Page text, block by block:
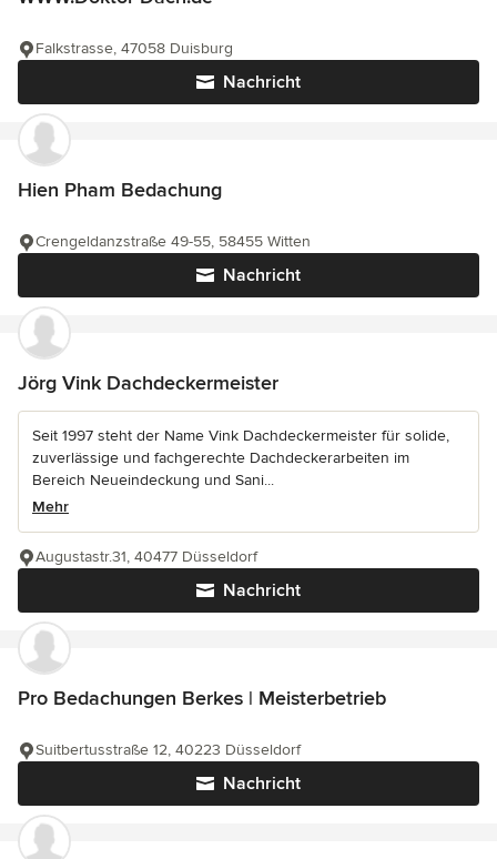
Nachricht
Falkstrasse, 47058 Duisburg
Hien Pham Bedachung
Nachricht
Crengeldanzstraße 49-55, 58455 Witten
Jörg Vink Dachdeckermeister
Seit 1997 steht der Name Vink Dachdeckermeister für solide,
zuverlässige und fachgerechte Dachdeckerarbeiten im
Bereich Neueindeckung und Sani...
Mehr
Nachricht
Augustastr.31, 40477 Düsseldorf
Pro Bedachungen Berkes | Meisterbetrieb
Nachricht
Suitbertusstraße 12, 40223 Düsseldorf